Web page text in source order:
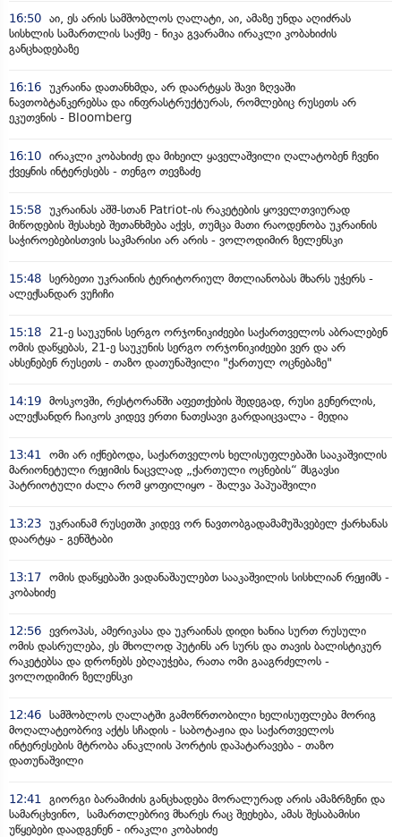
16:50 აი, ეს არის სამშობლოს ღალატი, აი, ამაზე უნდა აღიძრას
სისხლის სამართლის საქმე - ნიკა გვარამია ირაკლი კობახიძის
განცხადებაზე
16:16 უკრაინა დათანხმდა, არ დაარტყას შავი ზღვაში
ნავთობტანკერებსა და ინფრასტრუქტურას, რომლებიც რუსეთს არ
ეკუთვნის - Bloomberg
16:10 ირაკლი კობახიძე და მიხეილ ყაველაშვილი ღალატობენ ჩვენი
ქვეყნის ინტერესებს - თენგო თევზაძე
15:58 უკრაინას აშშ-სთან Patriot-ის რაკეტების ყოველთვიურად
მიწოდების შესახებ შეთანხმება აქვს, თუმცა მათი რაოდენობა უკრაინის
საჭიროებებისთვის საკმარისი არ არის - ვოლოდიმირ ზელენსკი
15:48 სერბეთი უკრაინის ტერიტორიულ მთლიანობას მხარს უჭერს -
ალექსანდარ ვუჩიჩი
15:18
21-ე საუკუნის სერგო ორჯონიკიძეები საქართველოს აბრალებენ
ომის დაწყებას, 21-ე საუკუნის სერგო ორჯონიკიძეები ვერ და არ
ახსენებენ რუსეთს - თაზო დათუნაშვილი "ქართულ ოცნებაზე"
14:19 მოსკოვში, რესტორანში აფეთქების შედეგად, რუსი გენერლის,
ალექსანდრ ჩაიკოს კიდევ ერთი ნათესავი გარდაიცვალა - მედია
13:41
ომი არ იქნებოდა, საქართველოს ხელისუფლებაში სააკაშვილის
მარიონეტული რეჟიმის ნაცვლად „ქართული ოცნების“ მსგავსი
პატრიოტული ძალა რომ ყოფილიყო - შალვა პაპუაშვილი
13:23 უკრაინამ რუსეთში კიდევ ორ ნავთობგადამამუშავებელ ქარხანას
დაარტყა - გენშტაბი
13:17 ომის დაწყებაში ვადანაშაულებთ სააკაშვილის სისხლიან რეჟიმს -
კობახიძე
12:56 ევროპას, ამერიკასა და უკრაინას დიდი ხანია სურთ რუსული
ომის დასრულება, ეს მხოლოდ პუტინს არ სურს და თავის ბალისტიკურ
რაკეტებსა და დრონებს ებღაუჭება, რათა ომი გააგრძელოს -
ვოლოდიმირ ზელენსკი
12:46 სამშობლოს ღალატში გამოწრთობილი ხელისუფლება მორიგ
მოღალატეობრივ აქტს სჩადის - საბოტაჟია და საქართველოს
ინტერესების მტრობა ანაკლიის პორტის დაპატარავება - თაზო
დათუნაშვილი
12:41
გიორგი ბარამიძის განცხადება მორალურად არის ამაზრზენი და
სამარცხვინო, სამართლებრივ მხარეს რაც შეეხება, ამას შესაბამისი
უწყებები დაადგენენ - ირაკლი კობახიძე